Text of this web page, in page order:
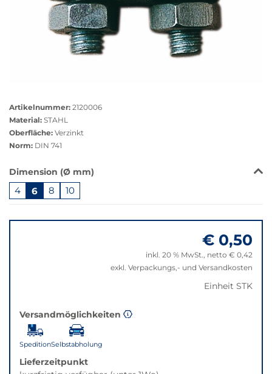
anzeigen
Artikelnummer: 2120006
Material: STAHL
Oberfläche: Verzinkt
Norm: DIN 741
Das
ist
in
dieser
Filter
die
beste
Alternative
Dimension (Ø mm)
4 6 8 10
zu
€ 0,50
inkl. 20 % MwSt., netto € 0,42
exkl. Verpackungs,- und Versandkosten
Einheit STK
Versandmöglichkeiten
SpeditionSelbstabholung
Lieferzeitpunkt